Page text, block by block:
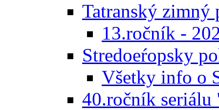
Tatranský zimný
13.ročník -
Stredoeŕopsky
Všetky info o
40.ročník